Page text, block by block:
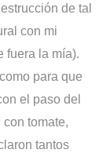
de tal
con mi
fuera la mía).
para que
el paso del
tomate,
tantos